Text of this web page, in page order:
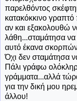
παρελθόντος
κατακόκκινο
αν και εξακολουθώ
λάθη...σταμάτησα
αυτό έκανα
Όχι δεν σταμάτησα
Πάλι γράφω
γράμματα...αλλά
για την δική μου
άλλου!